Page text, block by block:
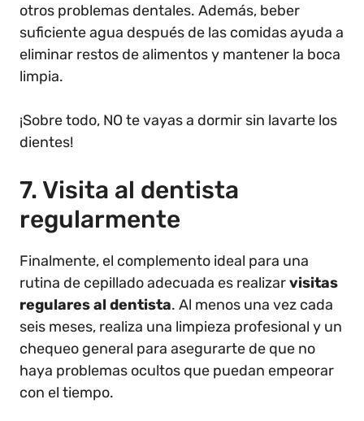
otros problemas dentales. Además, beber
suficiente agua después de las comidas ayuda a
eliminar restos de alimentos y mantener la boca
limpia.
¡Sobre todo, NO te vayas a dormir sin lavarte los
dientes!
7. Visita al dentista
regularmente
Finalmente, el complemento ideal para una
rutina de cepillado adecuada es realizarvisitas
regulares al dentista. Al menos una vez cada
seis meses, realiza una limpieza profesional y un
chequeo general para asegurarte de que no
haya problemas ocultos que puedan empeorar
con el tiempo.